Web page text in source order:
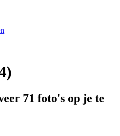
71 foto's op je te